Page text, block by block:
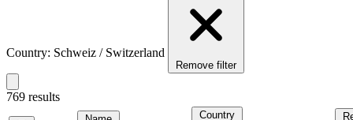
Country: Schweiz / Switzerland
Remove filter
769 results
Country